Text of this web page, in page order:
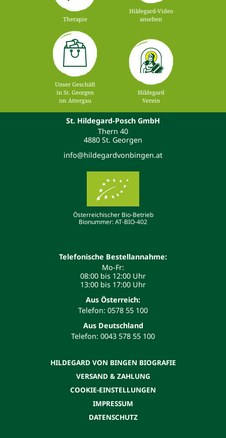
Therapie
Hildegard-Video
ansehen
Unser Geschäft
in St. Georgen
im Attergau
Hildegard
Verein
St. Hildegard-Posch GmbH
Thern 40
4880 St. Georgen
info@hildegardvonbingen.at
Österreichischer Bio-Betrieb
Bionummer: AT-BIO-402
Telefonische Bestellannahme:
Mo-Fr:
08:00 bis 12:00 Uhr
13:00 bis 17:00 Uhr
Aus Österreich:
Telefon: 0578 55 100
Aus Deutschland
Telefon: 0043 578 55 100
HILDEGARD VON BINGEN BIOGRAFIE
VERSAND & ZAHLUNG
COOKIE-EINSTELLUNGEN
IMPRESSUM
DATENSCHUTZ